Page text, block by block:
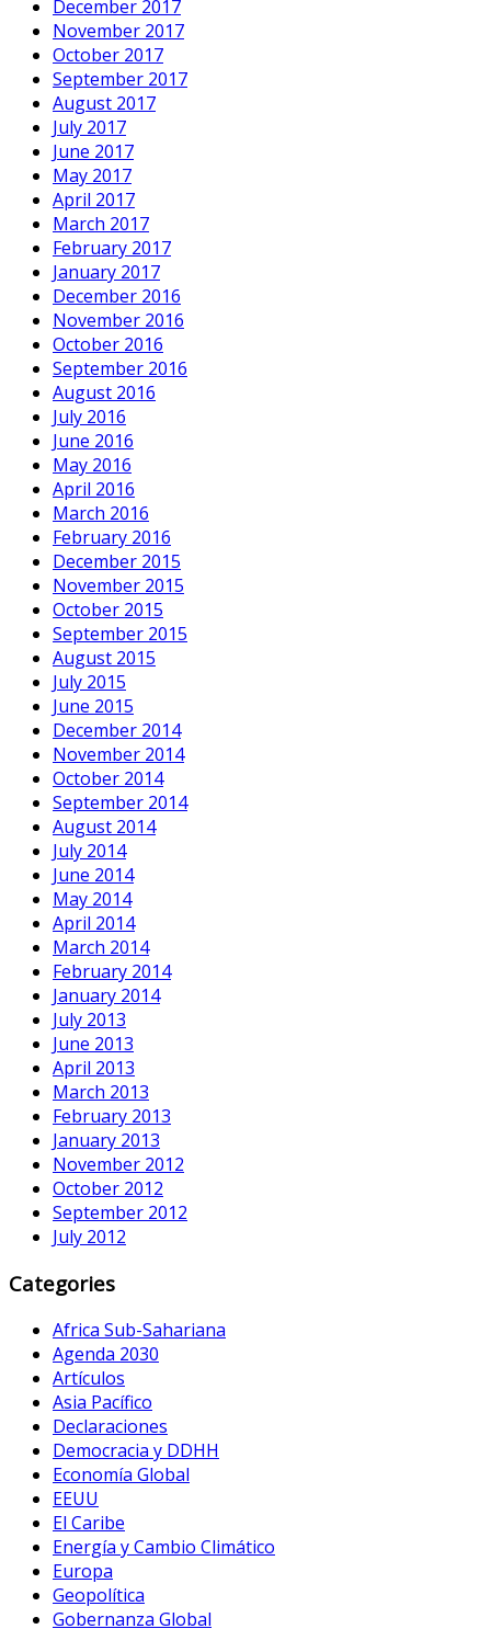
December 2017
November 2017
October 2017
September 2017
August 2017
July 2017
June 2017
May 2017
April 2017
March 2017
February 2017
January 2017
December 2016
November 2016
October 2016
September 2016
August 2016
July 2016
June 2016
May 2016
April 2016
March 2016
February 2016
December 2015
November 2015
October 2015
September 2015
August 2015
July 2015
June 2015
December 2014
November 2014
October 2014
September 2014
August 2014
July 2014
June 2014
May 2014
April 2014
March 2014
February 2014
January 2014
July 2013
June 2013
April 2013
March 2013
February 2013
January 2013
November 2012
October 2012
September 2012
July 2012
Categories
Africa Sub-Sahariana
Agenda 2030
Artículos
Asia Pacífico
Declaraciones
Democracia y DDHH
Economía Global
EEUU
El Caribe
Energía y Cambio Climático
Europa
Geopolítica
Gobernanza Global